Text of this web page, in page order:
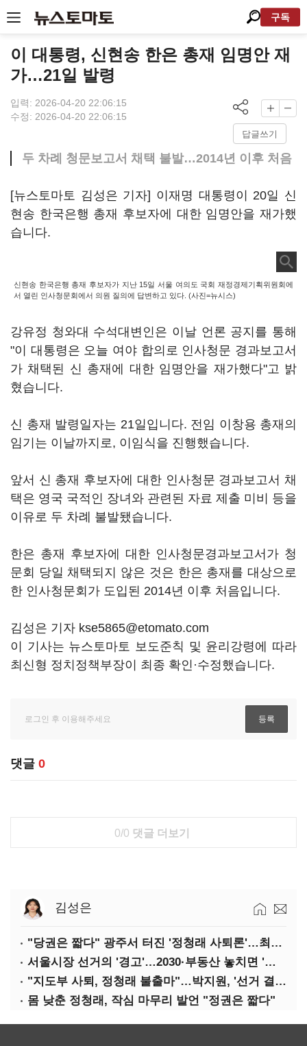
구독
이 대통령, 신현송 한은 총재 임명안 재
가…21일 발령
입력: 2026-04-20 22:06:15
수정: 2026-04-20 22:06:15
답글쓰기
두 차례 청문보고서 채택 불발…2014년 이후 처음
[뉴스토마토 김성은 기자] 이재명 대통령이 20일 신
현송 한국은행 총재 후보자에 대한 임명안을 재가했
습니다.
신현송 한국은행 총재 후보자가 지난 15일 서울 여의도 국회 재정경제기획위원회에
서 열린 인사청문회에서 의원 질의에 답변하고 있다. (사진=뉴시스)
강유정 청와대 수석대변인은 이날 언론 공지를 통해
"이 대통령은 오늘 여야 합의로 인사청문 경과보고서
가 채택된 신 총재에 대한 임명안을 재가했다"고 밝
혔습니다.
신 총재 발령일자는 21일입니다. 전임 이창용 총재의
임기는 이날까지로, 이임식을 진행했습니다.
앞서 신 총재 후보자에 대한 인사청문 경과보고서 채
택은 영국 국적인 장녀와 관련된 자료 제출 미비 등을
이유로 두 차례 불발됐습니다.
한은 총재 후보자에 대한 인사청문경과보고서가 청
문회 당일 채택되지 않은 것은 한은 총재를 대상으로
한 인사청문회가 도입된 2014년 이후 처음입니다.
김성은 기자 kse5865@etomato.com
이 기사는 뉴스토마토 보도준칙 및 윤리강령에 따라
최신형 정치정책부장이 최종 확인·수정했습니다.
댓글 0
0/0 댓글 더보기
김성은
"당권은 짧다" 광주서 터진 '정청래 사퇴론'…최고위 '아수라장'
서울시장 선거의 '경고'…2030·부동산 놓치면 '총선도 대선도' 패배
"지도부 사퇴, 정청래 불출마"…박지원, '선거 결과 책임' 강조
몸 낮춘 정청래, 작심 마무리 발언 "정권은 짧다"